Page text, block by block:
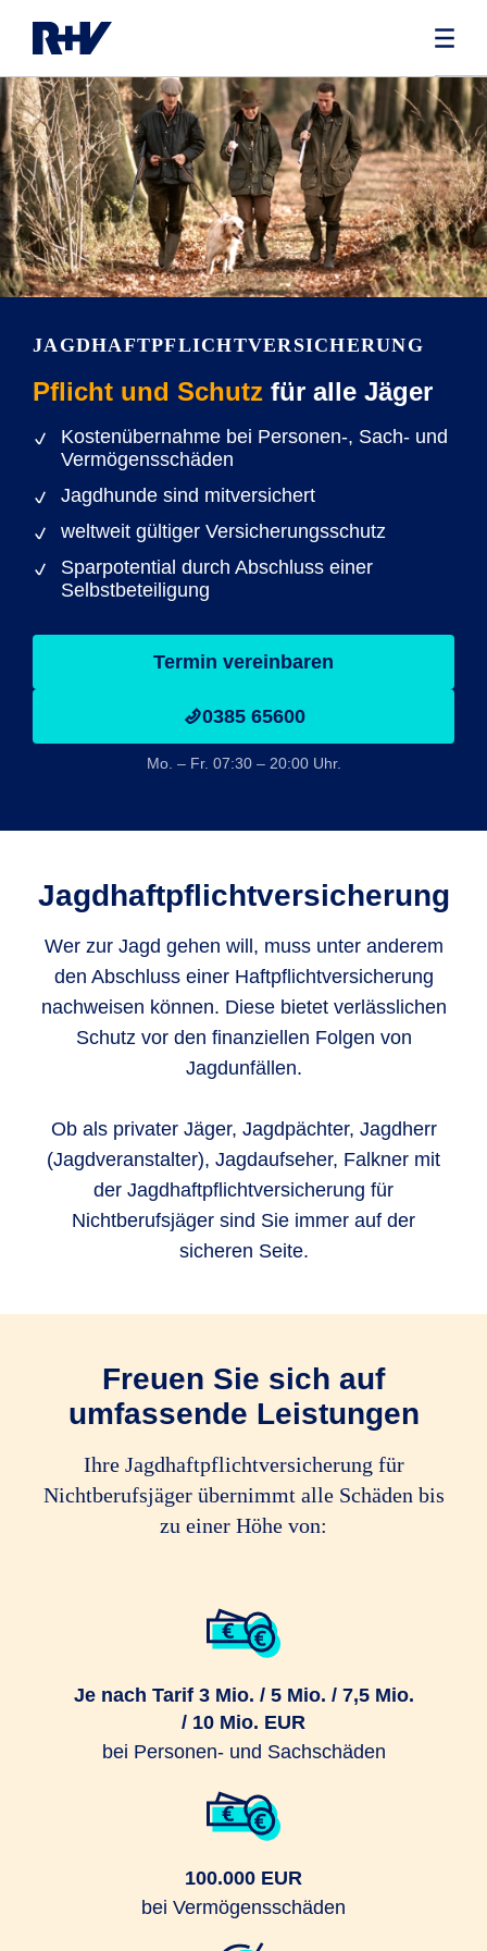
JAGDHAFTPFLICHT­VERSICHERUNG
Pflicht und Schutz für alle Jäger
Kostenübernahme bei Personen-, Sach- und
Vermögensschäden
Jagdhunde sind mitversichert
weltweit gültiger Versicherungsschutz
Sparpotential durch Abschluss einer
Selbstbeteiligung
Termin vereinbaren
0385 65600
Mo. – Fr. 07:30 – 20:00 Uhr.
Jagdhaftpflicht­versicherung
Wer zur Jagd gehen will, muss unter anderem
den Abschluss einer Haftpflichtversicherung
nachweisen können. Diese bietet verlässlichen
Schutz vor den finanziellen Folgen von
Jagdunfällen.
Ob als privater Jäger, Jagdpächter, Jagdherr
(Jagdveranstalter), Jagdaufseher, Falkner mit
der Jagdhaftpflichtversicherung für
Nichtberufsjäger sind Sie immer auf der
sicheren Seite.
Freuen Sie sich auf
umfassende Leistungen
Ihre Jagdhaftpflichtversicherung für
Nichtberufsjäger übernimmt alle Schäden bis
zu einer Höhe von:
Je nach Tarif 3 Mio. / 5 Mio. / 7,5 Mio.
/ 10 Mio. EUR
bei Personen- und Sachschäden
100.000 EUR
bei Vermögensschäden